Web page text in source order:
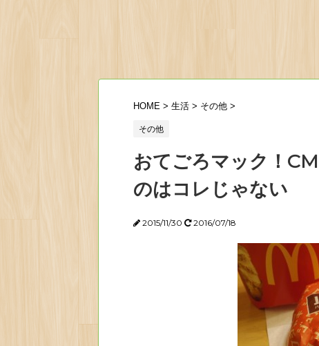
HOME > 生活 > その他 >
その他
おてごろマック！
のはコレじゃない
2015/11/30 2016/07/18